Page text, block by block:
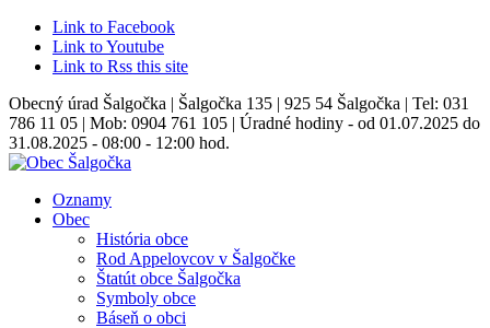
Link to Facebook
Link to Youtube
Link to Rss this site
Obecný úrad Šalgočka | Šalgočka 135 | 925 54 Šalgočka | Tel: 031
786 11 05 | Mob: 0904 761 105 | Úradné hodiny - od 01.07.2025 do
31.08.2025 - 08:00 - 12:00 hod.
Oznamy
Obec
História obce
Rod Appelovcov v Šalgočke
Štatút obce Šalgočka
Symboly obce
Báseň o obci